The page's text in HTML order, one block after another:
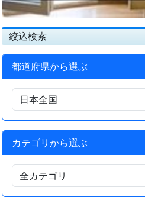
絞込検索
都道府県から選ぶ
カテゴリから選ぶ